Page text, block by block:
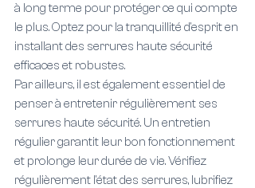
à long terme pour protéger ce qui compte
le plus. Optez pour la tranquillité d'esprit en
installant des serrures haute sécurité
efficaces et robustes.
Par ailleurs, il est également essentiel de
penser à entretenir régulièrement ses
serrures haute sécurité. Un entretien
régulier garantit leur bon fonctionnement
et prolonge leur durée de vie. Vérifiez
régulièrement l'état des serrures, lubrifiez